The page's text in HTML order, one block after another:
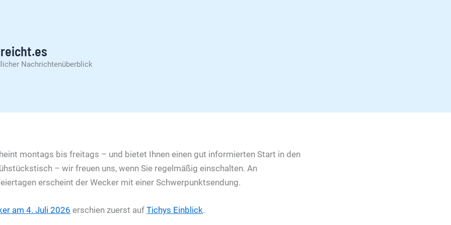
Nachrichtenüberblick
montags bis freitags – und bietet Ihnen einen gut informierten Start in den
– wir freuen uns, wenn Sie regelmäßig einschalten. An
erscheint der Wecker mit einer Schwerpunktsendung.
am 4. Juli 2026 erschien zuerst auf Tichys Einblick.